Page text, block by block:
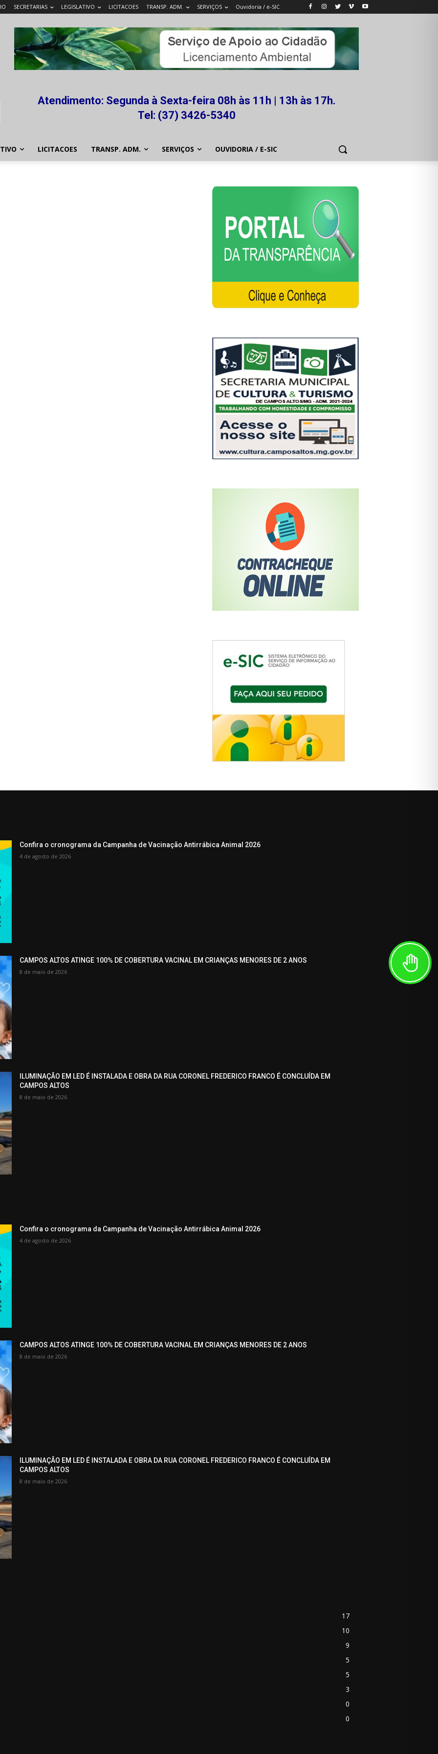
SECRETARIAS LEGISLATIVO LICITACOES TRANSP. ADM. SERVIÇOS Ouvidoria / e-SIC
Atendimento: Segunda à Sexta-feira 08h às 11h | 13h às 17h.
Tel: (37) 3426-5340
LICITACOES TRANSP. ADM. SERVIÇOS OUVIDORIA / E-SIC
Confira o cronograma da Campanha de Vacinação Antirrábica Animal 2026
4 de agosto de 2026
CAMPOS ALTOS ATINGE 100% DE COBERTURA VACINAL EM CRIANÇAS MENORES DE 2 ANOS
8 de maio de 2026
ILUMINAÇÃO EM LED É INSTALADA E OBRA DA RUA CORONEL FREDERICO FRANCO É CONCLUÍDA EM
CAMPOS ALTOS
8 de maio de 2026
Confira o cronograma da Campanha de Vacinação Antirrábica Animal 2026
4 de agosto de 2026
CAMPOS ALTOS ATINGE 100% DE COBERTURA VACINAL EM CRIANÇAS MENORES DE 2 ANOS
8 de maio de 2026
ILUMINAÇÃO EM LED É INSTALADA E OBRA DA RUA CORONEL FREDERICO FRANCO É CONCLUÍDA EM
CAMPOS ALTOS
8 de maio de 2026
17
10
9
5
5
3
0
0